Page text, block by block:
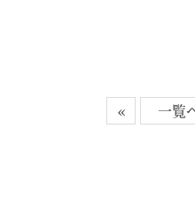
« 一覧